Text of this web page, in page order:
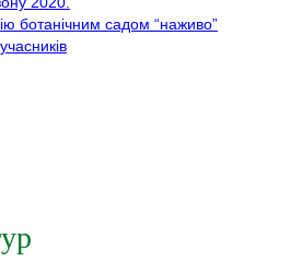
ботанічним садом “наживо”